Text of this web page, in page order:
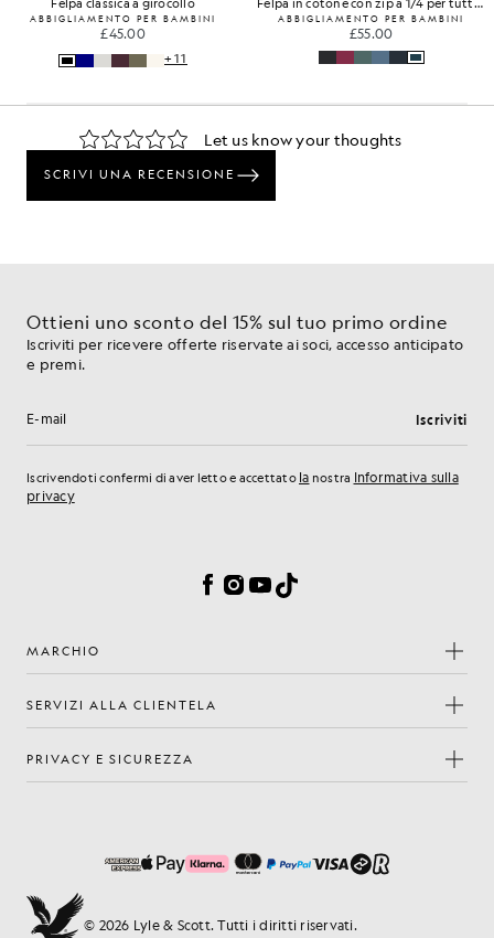
Felpa classica a girocollo
ABBIGLIAMENTO PER BAMBINI
£45.00
+11
Felpa in cotone con zip a 1/4 per tutti i giorni
ABBIGLIAMENTO PER BAMBINI
£55.00
Ottieni uno sconto del 15% sul tuo primo ordine
Iscriviti per ricevere offerte riservate ai soci, accesso anticipato
e premi.
Indirizzo e-mail Iscriviti
Iscrivendoti confermi di aver letto e accettato la nostra Informativa sulla
privacy
Facebook
Instagram
YouTube
TikTok
MARCHIO
SERVIZI ALLA CLIENTELA
PRIVACY E SICUREZZA
© 2026 Lyle & Scott. Tutti i diritti riservati.